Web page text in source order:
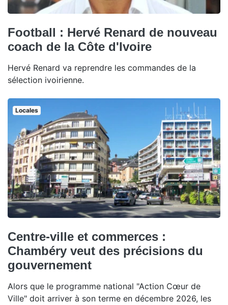
Football : Hervé Renard de nouveau
coach de la Côte d'Ivoire
Hervé Renard va reprendre les commandes de la
sélection ivoirienne.
Locales
Centre-ville et commerces :
Chambéry veut des précisions du
gouvernement
Alors que le programme national "Action Cœur de
Ville" doit arriver à son terme en décembre 2026, les